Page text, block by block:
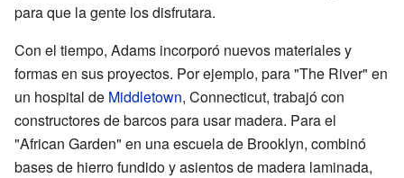
para que la gente los disfrutara.
Con el tiempo, Adams incorporó nuevos materiales y
formas en sus proyectos. Por ejemplo, para "The River" en
un hospital de Middletown, Connecticut, trabajó con
constructores de barcos para usar madera. Para el
"African Garden" en una escuela de Brooklyn, combinó
bases de hierro fundido y asientos de madera laminada,